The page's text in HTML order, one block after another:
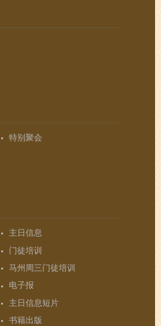
特别聚会
主日信息
门徒培训
马州周三门徒培训
电子报
主日信息短片
书籍出版